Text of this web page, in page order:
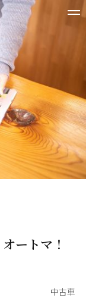
ートマ！
中古車